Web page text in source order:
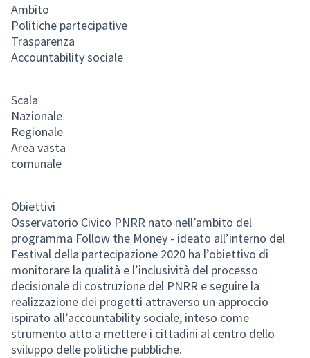
Ambito
Politiche partecipative
Trasparenza
Accountability sociale
Scala
Nazionale
Regionale
Area vasta
comunale
Obiettivi
Osservatorio Civico PNRR nato nell’ambito del
programma Follow the Money - ideato all’interno del
Festival della partecipazione 2020 ha l’obiettivo di
monitorare la qualità e l’inclusività del processo
decisionale di costruzione del PNRR e seguire la
realizzazione dei progetti attraverso un approccio
ispirato all’accountability sociale, inteso come
strumento atto a mettere i cittadini al centro dello
sviluppo delle politiche pubbliche.